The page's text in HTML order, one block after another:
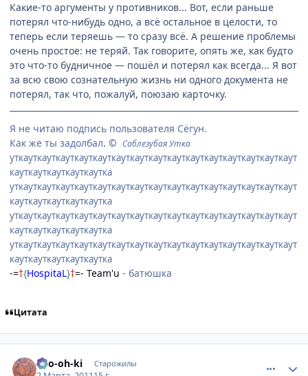
Какие-то аргументы у противников... Вот, если раньше
потерял что-нибудь одно, а всё остальное в целости, то
теперь если теряешь — то сразу всё. А решение проблемы
очень простое: не теряй. Так говорите, опять же, как будто
это что-то будничное — пошёл и потерял как всегда... Я вот
за всю свою сознательную жизнь ни одного документа не
потерял, так что, пожалуй, поюзаю карточку.
Я не читаю подпись пользователя Сёгун.
Как же ты задолбал. © Саблезубая Утка
уткауткауткауткауткауткауткауткауткауткауткауткауткауткауткаут
кауткауткауткауткаутка
уткауткауткауткауткауткауткауткауткауткауткауткауткауткауткаут
кауткауткауткауткаутка
уткауткауткауткауткауткауткауткауткауткауткауткауткауткауткаут
кауткауткауткауткаутка
уткауткауткауткауткауткауткауткауткауткауткауткауткауткауткаут
кауткауткауткауткаутка
-=†{HospitaL}†=- Team'u - батюшка
Цитата
Ryo-oh-ki Старожилы